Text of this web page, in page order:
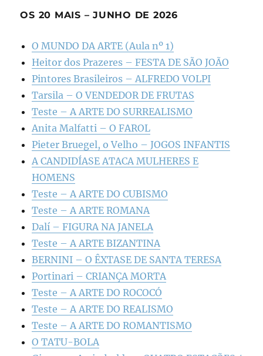
OS 20 MAIS – JUNHO DE 2026
O MUNDO DA ARTE (Aula nº 1)
Heitor dos Prazeres – FESTA DE SÃO JOÃO
Pintores Brasileiros – ALFREDO VOLPI
Tarsila – O VENDEDOR DE FRUTAS
Teste – A ARTE DO SURREALISMO
Anita Malfatti – O FAROL
Pieter Bruegel, o Velho – JOGOS INFANTIS
A CANDIDÍASE ATACA MULHERES E
HOMENS
Teste – A ARTE DO CUBISMO
Teste – A ARTE ROMANA
Dalí – FIGURA NA JANELA
Teste – A ARTE BIZANTINA
BERNINI – O ÊXTASE DE SANTA TERESA
Portinari – CRIANÇA MORTA
Teste – A ARTE DO ROCOCÓ
Teste – A ARTE DO REALISMO
Teste – A ARTE DO ROMANTISMO
O TATU-BOLA